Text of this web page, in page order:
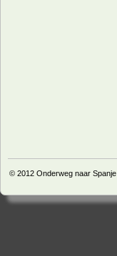
© 2012 Onderweg naar Spanje